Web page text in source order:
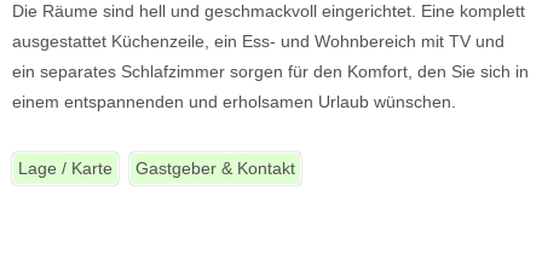
Die Räume sind hell und geschmackvoll eingerichtet. Eine komplett
ausgestattet Küchenzeile, ein Ess- und Wohnbereich mit TV und
ein separates Schlafzimmer sorgen für den Komfort, den Sie sich in
einem entspannenden und erholsamen Urlaub wünschen.
Lage / Karte Gastgeber & Kontakt